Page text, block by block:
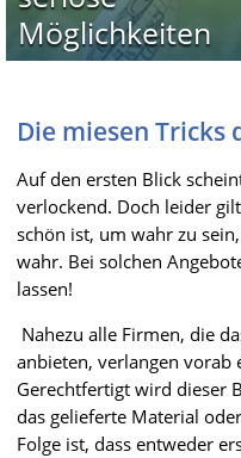
Möglichkeiten
Die miesen
Auf den ersten Blick
verlockend. Doch leider
schön ist, um wahr zu
wahr. Bei solchen
lassen!
Nahezu alle Firmen, die
anbieten, verlangen vorab
Gerechtfertigt wird dieser
das gelieferte Material
Folge ist, dass entweder